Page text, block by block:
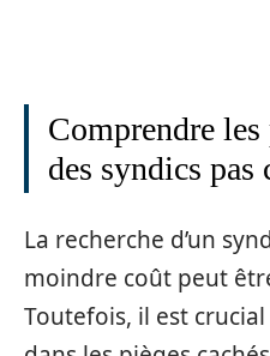
Comprendre
des syndics pas
La recherche d’un
moindre coût peut
Toutefois, il est